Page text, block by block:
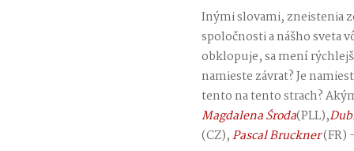
Inými slovami, zneistenia
spoločnosti a nášho sveta
obklopuje, sa mení
namieste závrat? Je
tento na tento strach?
Magdalena Środa(PLL),
(CZ),Pascal Bruckner(FR)